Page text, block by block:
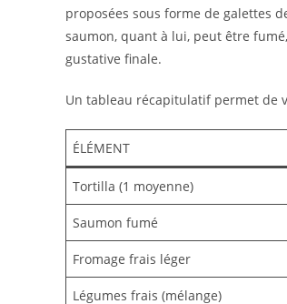
proposées sous forme de galettes
saumon, quant à lui, peut être
gustative finale.
Un tableau récapitulatif permet de
ÉLÉMENT
Tortilla (1 moyenne)
Saumon fumé
Fromage frais léger
Légumes frais (mélange)